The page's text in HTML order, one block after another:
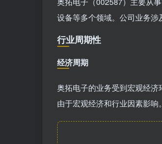
设备等多个领域。公司业务涉
行业周期性
经济周期
奥拓电子的业务受到宏观经
由于宏观经济和行业因素影响。